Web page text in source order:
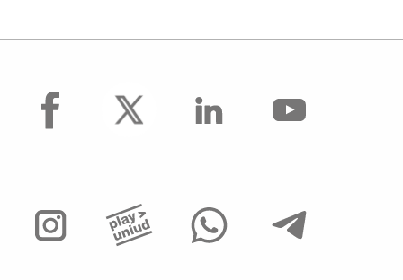
facebook